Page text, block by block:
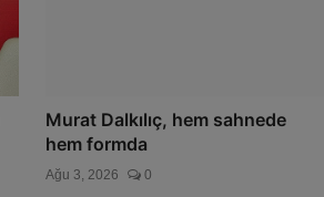
Murat Dalkılıç, hem sahnede
hem formda
Ağu 3, 2026 0